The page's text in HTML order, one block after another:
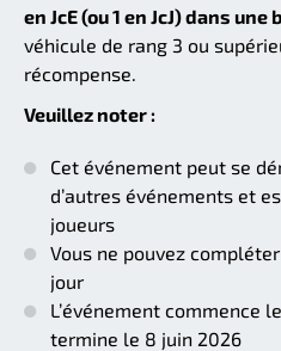
en JcE (ou 1 en JcJ) dans
véhicule de rang 3 ou
récompense.
Veuillez noter :
Cet événement peut se
d’autres événements et
joueurs
Vous ne pouvez
jour
L’événement commence
termine le 8 juin 2026